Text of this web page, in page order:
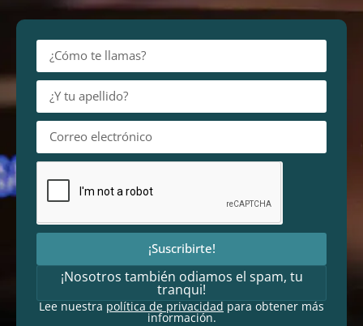
¡Suscribirte!
¡Nosotros también odiamos el spam, tu
tranqui!
Lee nuestrapolítica de privacidadpara obtener más
información.